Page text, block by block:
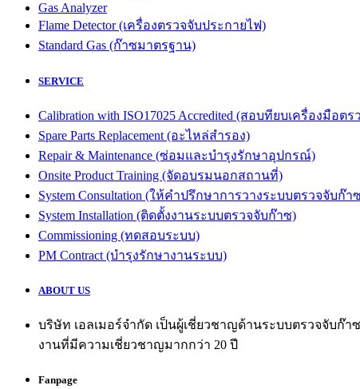
Gas Analyzer
Flame Detector (เครื่องตรวจจับประกายไฟ)
Standard Gas (ก๊าซมาตรฐาน)
SERVICE
Calibration with ISO17025 Accredited (สอบทียบเครื่องมือ
Spare Parts Replacement (อะไหล่สำรอง)
Repair & Maintenance (ซ่อมและบำรุงรักษาอุปกรณ์)
Onsite Product Training (จัดอบรมนอกสถานที่)
System Consultation (ให้คำปรึกษาการวางระบบตรวจจับก๊า
System Installation (ติดตั้งงานระบบตรวจจับก๊าซ)
Commissioning (ทดสอบระบบ)
PM Contract (บำรุงรักษางานระบบ)
ABOUT US
บริษัท เอลเมอร์จำกัด เป็นผู้เชี่ยวชาญด้านระบบตรวจจับก๊
งานที่มีความเชี่ยวชาญมากกว่า 20 ปี
Fanpage